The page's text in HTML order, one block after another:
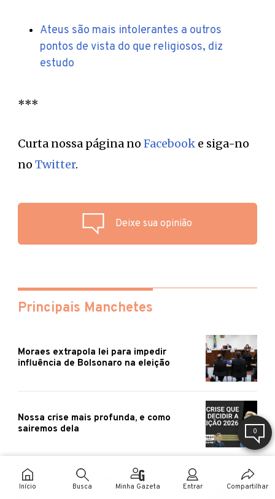
Ateus são mais intolerantes a outros
pontos de vista do que religiosos, diz
estudo
***
Curta nossa página no Facebook e siga-no
no Twitter.
Deixe sua opinião
Principais Manchetes
Moraes extrapola lei para impedir
influência de Bolsonaro na eleição
Nossa crise mais profunda, e como
sairemos dela
PF intima Jaques Wagner para depor
sobre suposta ligação com Banco
0
Início Busca Minha Gazeta Entrar Compartilhar